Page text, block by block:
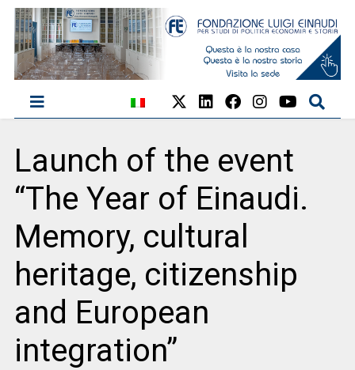
Launch of the event
“The Year of Einaudi.
Memory, cultural
heritage, citizenship
and European
integration”